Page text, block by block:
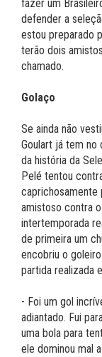
fazer um
defender a
estou preparado
terão dois
chamado.
Golaço
Se ainda não
Goulart já tem
da história da
Pelé tentou
caprichosamente
amistoso contra
intertemporada
de primeira um
encobriu o
partida realizada
- Foi um gol
adiantado. Fui
uma bola para
ele dominou mal